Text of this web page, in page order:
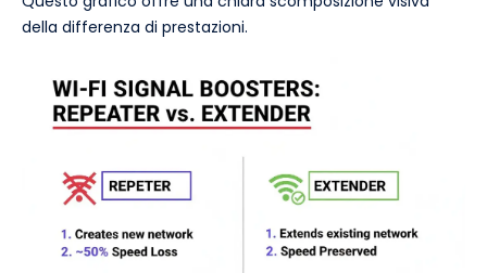
della differenza di prestazioni.